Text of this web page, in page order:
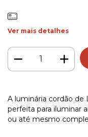
Ver mais detalhes
A luminária cordão de
perfeita para iluminar
ou até mesmo